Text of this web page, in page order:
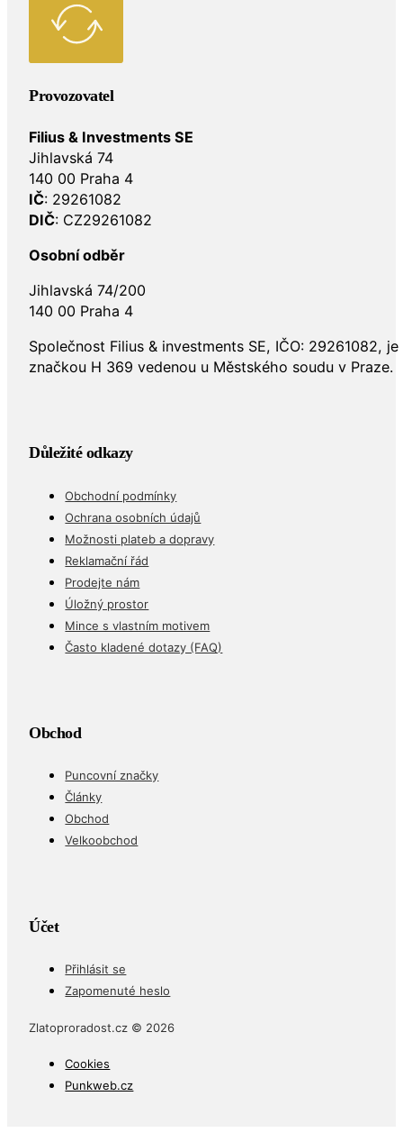
Provozovatel
Filius & Investments SE
Jihlavská 74
140 00 Praha 4
IČ: 29261082
DIČ: CZ29261082
Osobní odběr
Jihlavská 74/200
140 00 Praha 4
Společnost Filius & investments SE, IČO: 29261082,
značkou H 369 vedenou u Městského soudu v Praze.
Důležité odkazy
Obchodní podmínky
Ochrana osobních údajů
Možnosti plateb a dopravy
Reklamační řád
Prodejte nám
Úložný prostor
Mince s vlastním motivem
Často kladené dotazy (FAQ)
Obchod
Puncovní značky
Články
Obchod
Velkoobchod
Účet
Přihlásit se
Zapomenuté heslo
Zlatoproradost.cz © 2026
Cookies
Punkweb.cz